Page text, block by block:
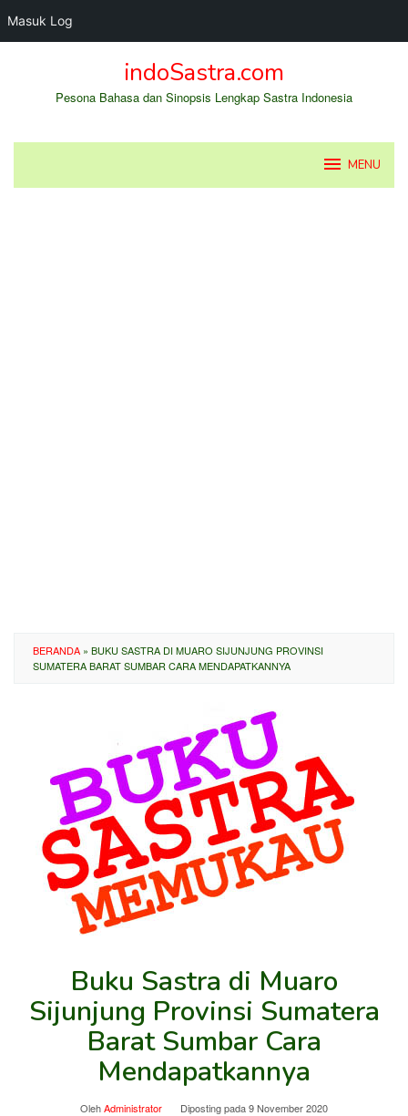
Masuk Log
indoSastra.com
Pesona Bahasa dan Sinopsis Lengkap Sastra Indonesia
MENU
BERANDA » BUKU SASTRA DI MUARO SIJUNJUNG PROVINSI
SUMATERA BARAT SUMBAR CARA MENDAPATKANNYA
Buku Sastra di Muaro
Sijunjung Provinsi Sumatera
Barat Sumbar Cara
Mendapatkannya
OlehAdministrator Diposting pada9 November 2020